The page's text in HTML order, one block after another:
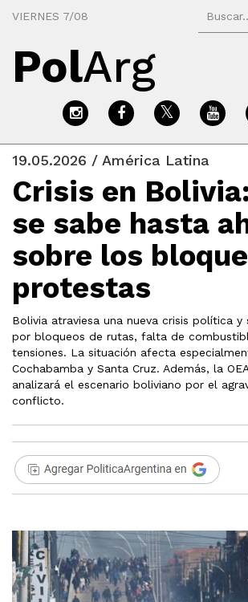
VIERNES 7/08
PolArg
19.05.2026 / América Latina
Crisis en
se sabe hasta
sobre los
protestas
Bolivia atraviesa una nueva crisis política y
por bloqueos de rutas, falta de
tensiones. La situación afecta
Cochabamba y Santa Cruz. Además, la
analizará el escenario boliviano por el
conflicto.